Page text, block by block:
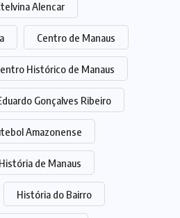
Alencar
Centro de Manaus
Histórico de Manaus
Gonçalves Ribeiro
Amazonense
História de Manaus
História do Bairro